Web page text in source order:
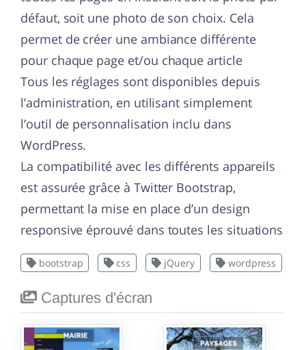
défaut, soit une photo de son choix. Cela
permet de créer une ambiance différente
pour chaque page et/ou chaque article
Tous les réglages sont disponibles depuis
l’administration, en utilisant simplement
l’outil de personnalisation inclu dans
WordPress.
La compatibilité avec les différents appareils
est assurée grâce à Twitter Bootstrap,
permettant la mise en place d’un design
responsive éprouvé dans toutes les situations
bootstrap css jQuery wordpress
Captures d'écran